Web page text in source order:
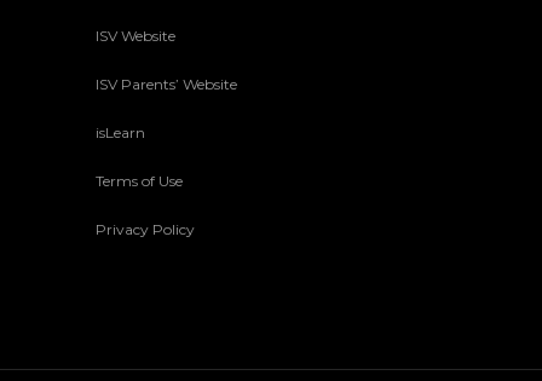
ISV Website
ISV Parents’ Website
isLearn
Terms of Use
Privacy Policy